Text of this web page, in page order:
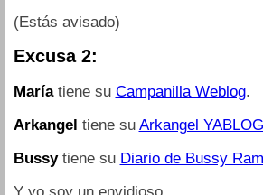
(Estás avisado)
Excusa 2:
Maríatiene su Campanilla Weblog.
Arkangel tiene su Arkangel YABLOG
Bussytiene su Diario de Bussy